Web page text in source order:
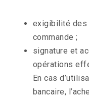
exigibilité des
commande ;
signature et
opérations
En cas
bancaire,